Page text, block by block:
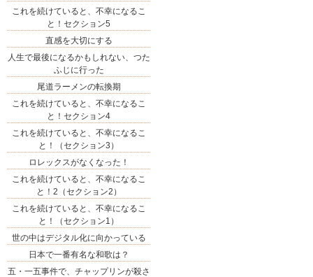
これを続けていると、不幸になるこ
と！セクション5
直感を大切にする
人生で最後になるかもしれない、つた
ふじに行った
尾道ラーメンの転換期
これを続けていると、不幸になるこ
と！セクション4
これを続けていると、不幸になるこ
と！（セクション3）
ロレックスがなくなった！
これを続けていると、不幸になるこ
と！2（セクション2）
これを続けていると、不幸になるこ
と！（セクション1）
世の中はデジタル化に向かっている
日本で一番有名な和歌は？
五・一五事件で、チャップリンが殺さ